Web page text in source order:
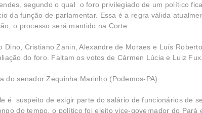
segundo o qual o foro privilegiado de um político
da função de parlamentar. Essa é a regra válida
o processo será mantido na Corte.
Cristiano Zanin, Alexandre de Moraes e Luís Roberto
do foro. Faltam os votos de Cármen Lúcia e Luiz Fux.
do senador Zequinha Marinho (Podemos-PA).
é suspeito de exigir parte do salário de funcionários de
do tempo, o político foi eleito vice-governador do Pará